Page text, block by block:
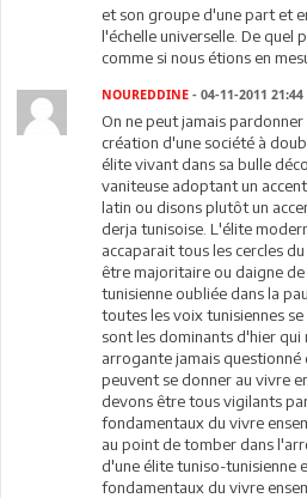
et son groupe d'une part et
l'échelle universelle. De quel
comme si nous étions en
NOUREDDINE - 04-11-2011 21:44
On ne peut jamais
création d'une société à
élite vivant dans sa bulle
vaniteuse adoptant un
latin ou disons plutôt un
derja tunisoise. L'élite
accaparait tous les cercles
être majoritaire ou daigne
tunisienne oubliée dans la
toutes les voix tunisiennes
sont les dominants d'hier
arrogante jamais questionné
peuvent se donner au vivre
devons être tous vigilants
fondamentaux du vivre
au point de tomber dans
d'une élite tuniso-tunisienne
fondamentaux du vivre